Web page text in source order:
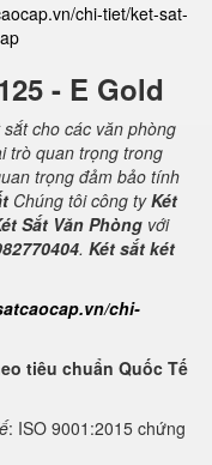
chi-tiet/ket-sat-
- E Gold
sắt cho các văn phòng
trò quan trọng trong
trọng đảm bảo tính
Chúng tôi công tyKét
Sắt Văn Phòng với
. Két sắt két
chi-
tiêu chuẩn Quốc Tế
: ISO 9001:2015 chứng